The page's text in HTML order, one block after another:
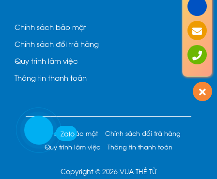
Chính sách bảo mật
Chính sách đổi trả hàng
Quy trình làm việc
Thông tin thanh toán
Chính sách bảo mật
Chính sách đổi trả hàng
Quy trình làm việc
Thông tin thanh toán
Copyright © 2026 VUA THẺ TỪ
Zalo